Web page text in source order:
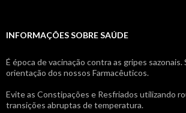
INFORMAÇÕES SOBRE SAÚDE
É época de vacinação contra as gripes sazonais.
orientação dos nossos Farmacêuticos.
Evite as Constipações e Resfriados utilizando
transições abruptas de temperatura.